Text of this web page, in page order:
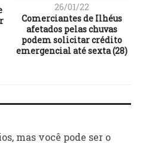
26/01/22
Comerciantes de Ilhéus
afetados pelas chuvas
podem solicitar crédito
emergencial até sexta (28)
mas você pode ser o